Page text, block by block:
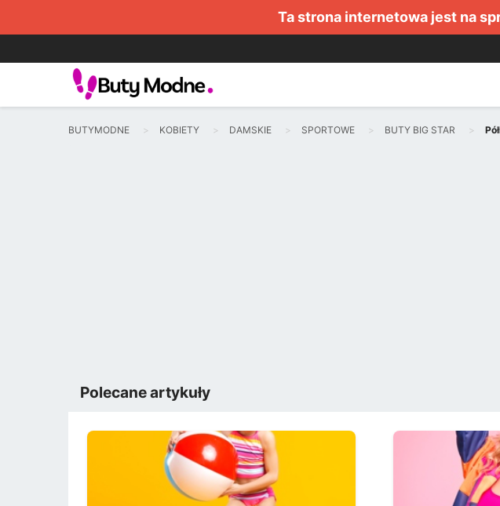
Ta strona internetowa jest na
BUTYMODNE KOBIETY DAMSKIE SPORTOWE BUTY BIG STAR
Polecane artykuły